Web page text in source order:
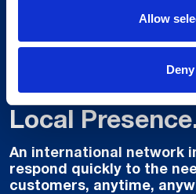
Allow
Deny
Global Spirit,
Local
An international network
respond quickly to the
customers, anytime,